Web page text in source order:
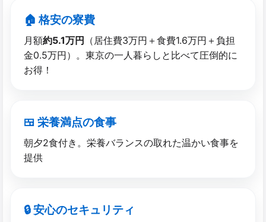
🏠 格安の​寮費
月額約5.1万円 （居住費3万円＋食費1.6万円＋負担
金0.5万円）。東京の一人暮らしと比べて圧倒的に
お得！
🍱 栄養満点の​食事
朝夕2食付き。栄養バランスの取れた温かい食事を
提供
🔒 安心の​セキュリティ